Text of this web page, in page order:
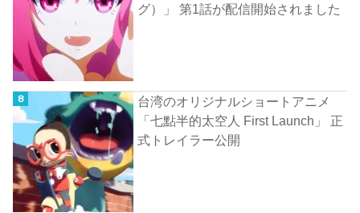
グ）」 第1話が配信開始されました
台湾のオリジナルショートアニメ
「七點半的太空人 First Launch」 正
式トレイラー公開